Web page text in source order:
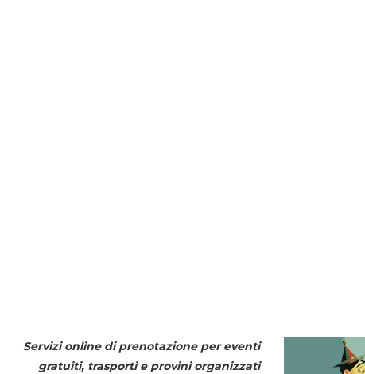
Servizi online di prenotazione per eventi
gratuiti, trasporti e provini organizzati